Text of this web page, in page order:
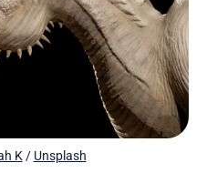
K / Unsplash